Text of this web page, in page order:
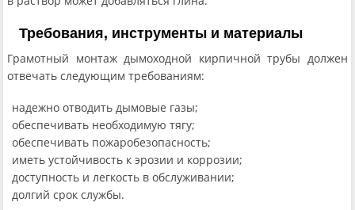
Требования, инструменты и материалы
Грамотный монтаж дымоходной кирпичной трубы должен
отвечать следующим требованиям:
надежно отводить дымовые газы;
обеспечивать необходимую тягу;
обеспечивать пожаробезопасность;
иметь устойчивость к эрозии и коррозии;
доступность и легкость в обслуживании;
долгий срок службы.